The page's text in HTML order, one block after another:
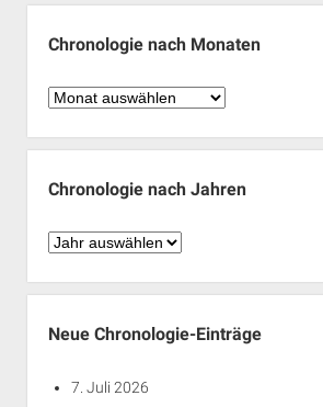
Chronologie nach Monaten
Chronologie
Monaten
Chronologie nach Jahren
Chronologie
Jahren
Neue Chronologie-Einträge
7. Juli 2026